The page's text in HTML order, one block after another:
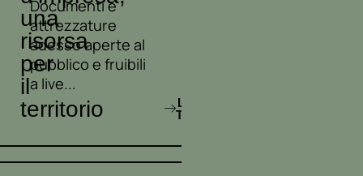
una
risorsa
per
il
territorio
Documenti e
attrezzature
adesso aperte al
pubblico e fruibili
a live...
LEGGI
TUTTO